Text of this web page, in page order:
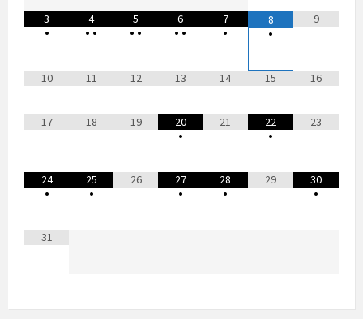
3
•
4
• •
5
• •
6
• •
7
•
8
•
9
10 11 12 13 14 15 16
17 18 19
20
•
21
22
•
23
24
•
25
•
26
27
•
28
•
29
30
•
31